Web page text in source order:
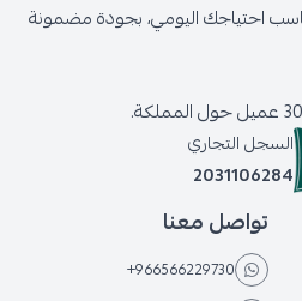
احتياجك اليومي، بجودة مضمونة
السجل التجاري
2031106284
تواصل معنا
+966566229730